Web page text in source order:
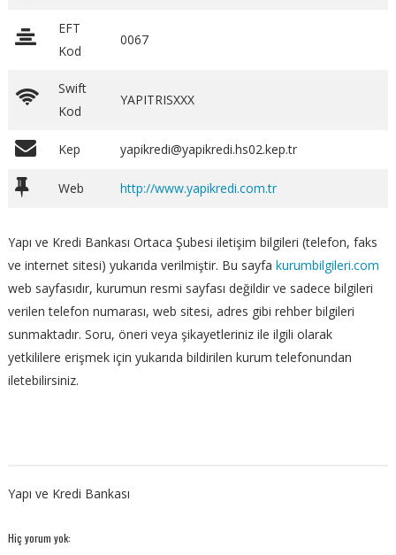
EFT
Kod
0067
Swift
Kod
YAPITRISXXX
Kep yapikredi@yapikredi.hs02.kep.tr
Web http://www.yapikredi.com.tr
Yapı ve Kredi Bankası Ortaca Şubesi iletişim bilgileri (telefon, faks
ve internet sitesi) yukarıda verilmiştir. Bu sayfa kurumbilgileri.com
web sayfasıdır, kurumun resmi sayfası değildir ve sadece bilgileri
verilen telefon numarası, web sitesi, adres gibi rehber bilgileri
sunmaktadır. Soru, öneri veya şikayetleriniz ile ilgili olarak
yetkililere erişmek için yukarıda bildirilen kurum telefonundan
iletebilirsiniz.
Yapı ve Kredi Bankası
Hiç yorum yok: